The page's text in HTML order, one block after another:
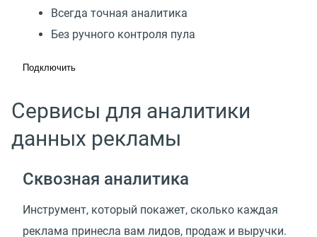
Всегда точная аналитика
Без ручного контроля пула
Подключить
Сервисы для аналитики
данных рекламы
Сквозная аналитика
Инструмент, который покажет, сколько каждая
реклама принесла вам лидов, продаж и выручки.